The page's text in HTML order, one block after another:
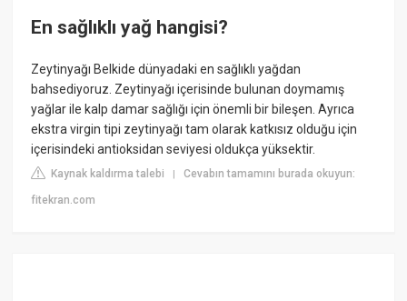
En sağlıklı yağ hangisi?
Zeytinyağı Belkide dünyadaki en sağlıklı yağdan
bahsediyoruz. Zeytinyağı içerisinde bulunan doymamış
yağlar ile kalp damar sağlığı için önemli bir bileşen. Ayrıca
ekstra virgin tipi zeytinyağı tam olarak katkısız olduğu için
içerisindeki antioksidan seviyesi oldukça yüksektir.
Kaynak kaldırma talebi |Cevabın tamamını burada okuyun:
fitekran.com